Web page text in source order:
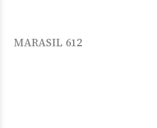
MARASIL 612